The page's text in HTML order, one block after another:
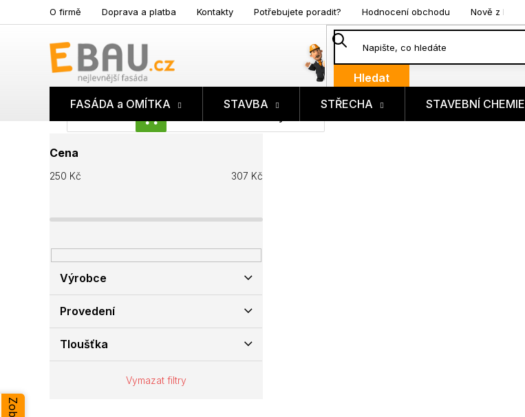
na
O firmě Doprava a platba Kontakty Potřebujete poradit? Hodnocení obchodu Nově z blogu
Hledat
NÁKUPNÍ
FASÁDA a OMÍTKA STAVBA STŘECHA STAVEBNÍ CHEMIE
o
s
a
n
í
a
Cena
250 Kč 307 Kč
Výrobce
Provedení
Tloušťka
Vymazat filtry